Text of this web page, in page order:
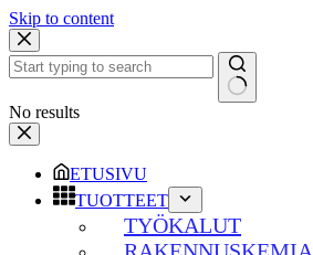
Skip to content
No results
ETUSIVU
TUOTTEET
TYÖKALUT